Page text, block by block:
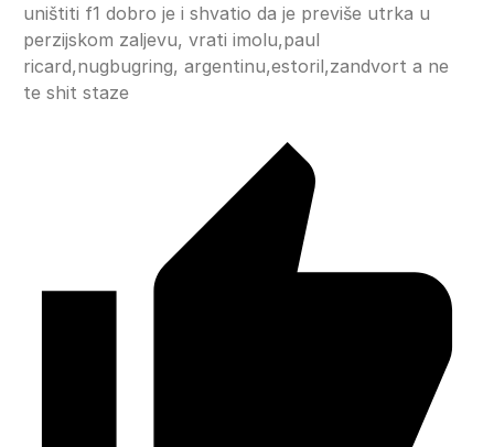
uništiti f1 dobro je i shvatio da je previše utrka u
perzijskom zaljevu, vrati imolu,paul
ricard,nugbugring, argentinu,estoril,zandvort a ne
te shit staze